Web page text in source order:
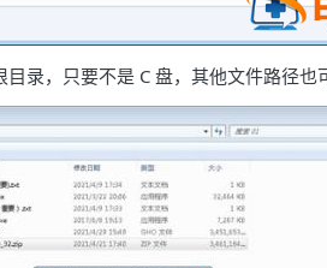
录，只要不是 C 盘，其他文件路径也